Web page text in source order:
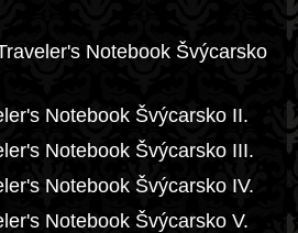
Notebook Švýcarsko
Notebook Švýcarsko II.
Notebook Švýcarsko III.
Notebook Švýcarsko IV.
Notebook Švýcarsko V.